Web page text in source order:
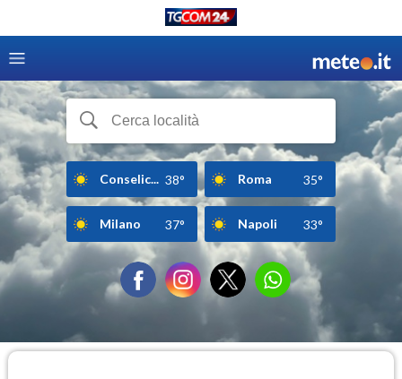
Conselic... 38° Roma 35°
Milano 37° Napoli 33°